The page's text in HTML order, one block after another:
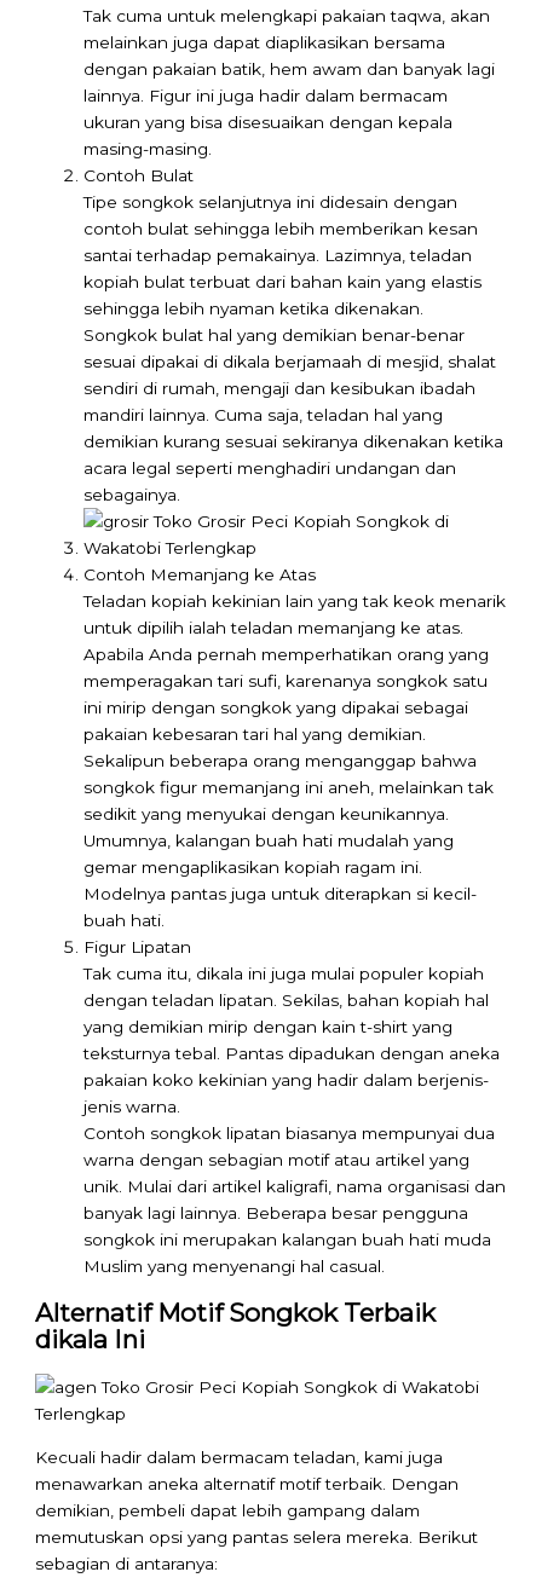
Tak cuma untuk melengkapi pakaian taqwa, akan
melainkan juga dapat diaplikasikan bersama
dengan pakaian batik, hem awam dan banyak lagi
lainnya. Figur ini juga hadir dalam bermacam
ukuran yang bisa disesuaikan dengan kepala
masing-masing.
Contoh Bulat
Tipe songkok selanjutnya ini didesain dengan
contoh bulat sehingga lebih memberikan kesan
santai terhadap pemakainya. Lazimnya, teladan
kopiah bulat terbuat dari bahan kain yang elastis
sehingga lebih nyaman ketika dikenakan.
Songkok bulat hal yang demikian benar-benar
sesuai dipakai di dikala berjamaah di mesjid, shalat
sendiri di rumah, mengaji dan kesibukan ibadah
mandiri lainnya. Cuma saja, teladan hal yang
demikian kurang sesuai sekiranya dikenakan ketika
acara legal seperti menghadiri undangan dan
sebagainya.
Contoh Memanjang ke Atas
Teladan kopiah kekinian lain yang tak keok menarik
untuk dipilih ialah teladan memanjang ke atas.
Apabila Anda pernah memperhatikan orang yang
memperagakan tari sufi, karenanya songkok satu
ini mirip dengan songkok yang dipakai sebagai
pakaian kebesaran tari hal yang demikian.
Sekalipun beberapa orang menganggap bahwa
songkok figur memanjang ini aneh, melainkan tak
sedikit yang menyukai dengan keunikannya.
Umumnya, kalangan buah hati mudalah yang
gemar mengaplikasikan kopiah ragam ini.
Modelnya pantas juga untuk diterapkan si kecil-
buah hati.
Figur Lipatan
Tak cuma itu, dikala ini juga mulai populer kopiah
dengan teladan lipatan. Sekilas, bahan kopiah hal
yang demikian mirip dengan kain t-shirt yang
teksturnya tebal. Pantas dipadukan dengan aneka
pakaian koko kekinian yang hadir dalam berjenis-
jenis warna.
Contoh songkok lipatan biasanya mempunyai dua
warna dengan sebagian motif atau artikel yang
unik. Mulai dari artikel kaligrafi, nama organisasi dan
banyak lagi lainnya. Beberapa besar pengguna
songkok ini merupakan kalangan buah hati muda
Muslim yang menyenangi hal casual.
Alternatif Motif Songkok Terbaik
dikala Ini
Kecuali hadir dalam bermacam teladan, kami juga
menawarkan aneka alternatif motif terbaik. Dengan
demikian, pembeli dapat lebih gampang dalam
memutuskan opsi yang pantas selera mereka. Berikut
sebagian di antaranya: